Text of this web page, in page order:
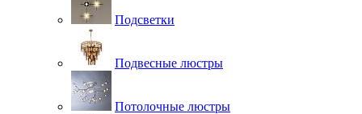
Подсветки
Подвесные люстры
Потолочные люстры